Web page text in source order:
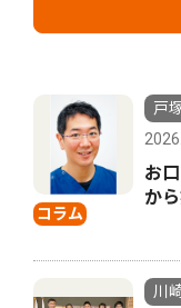
コラム
戸
お
か
川